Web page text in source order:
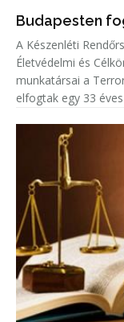
Budapesten
A Készenléti
Életvédelmi és
munkatársai a
elfogtak egy 33